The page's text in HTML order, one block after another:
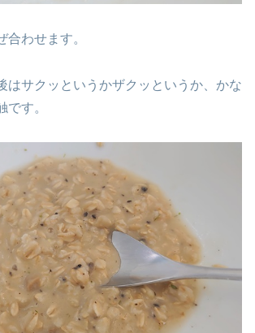
合わせます。
はサクッというかザクッというか、かな
です。